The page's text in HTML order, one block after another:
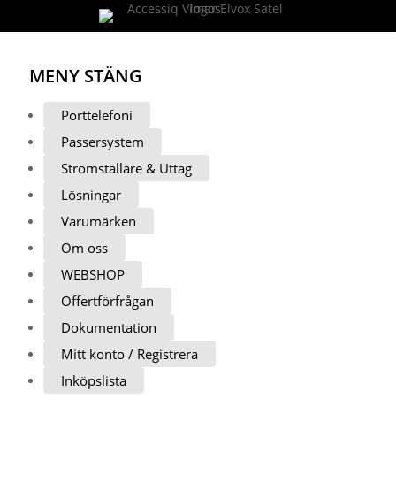
MENY STÄNG
Porttelefoni
Passersystem
Strömställare & Uttag
Lösningar
Varumärken
Om oss
WEBSHOP
Offertförfrågan
Dokumentation
Mitt konto / Registrera
Inköpslista